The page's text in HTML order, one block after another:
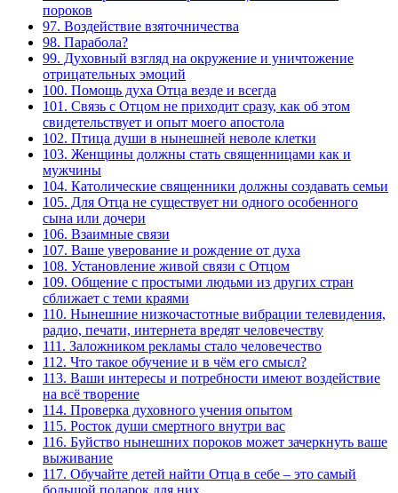
пороков
97. Воздействие взяточничества
98. Парабола?
99. Духовный взгляд на окружение и уничтожение
отрицательных эмоций
100. Помощь духа Отца везде и всегда
101. Связь с Отцом не приходит сразу, как об этом
свидетельствует и опыт моего апостола
102. Птица души в нынешней неволе клетки
103. Женщины должны стать священницами как и
мужчины
104. Католические священники должны создавать семьи
105. Для Отца не существует ни одного особенного
сына или дочери
106. Взаимные связи
107. Ваше уверование и рождение от духа
108. Установление живой связи с Отцом
109. Общение с простыми людьми из других стран
сближает с теми краями
110. Нынешние низкочастотные вибрации телевидения,
радио, печати, интернета вредят человечеству
111. Заложником рекламы стало человечество
112. Что такое обучение и в чём его смысл?
113. Ваши интересы и потребности имеют воздействие
на всё творение
114. Проверка духовного учения опытом
115. Росток души смертного внутри вас
116. Буйство нынешних пороков может зачеркнуть ваше
выживание
117. Обучайте детей найти Отца в себе – это самый
большой подарок для них